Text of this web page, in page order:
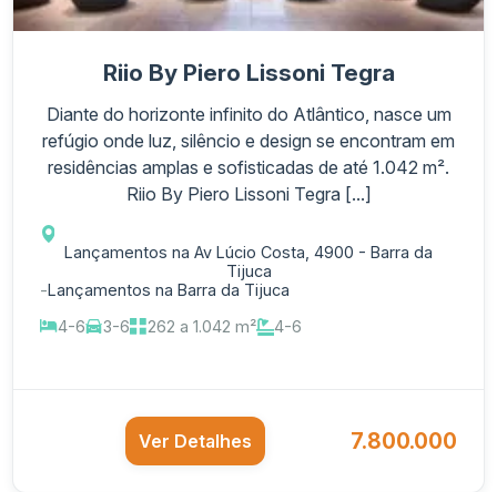
Riio By Piero Lissoni Tegra
Diante do horizonte infinito do Atlântico, nasce um
refúgio onde luz, silêncio e design se encontram em
residências amplas e sofisticadas de até 1.042 m².
Riio By Piero Lissoni Tegra [...]
Lançamentos na Av Lúcio Costa, 4900 - Barra da
Tijuca
-Lançamentos na Barra da Tijuca
4-6
3-6 262 a 1.042 m² 4-6
Ver Detalhes 7.800.000